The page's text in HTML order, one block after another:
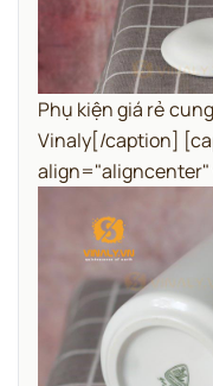
Phụ kiện giá rẻ
Vinaly[/caption]